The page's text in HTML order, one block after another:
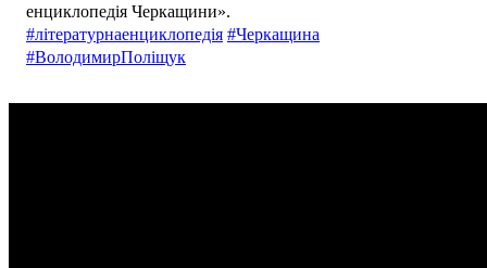
енциклопедія Черкащини».
#літературнаенциклопедія #Черкащина
#ВолодимирПоліщук